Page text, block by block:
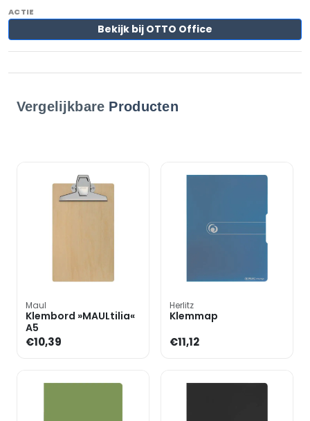
Bekijk bij OTTO Office
Vergelijkbare Producten
Maul
Klembord »MAULtilia«
A5
€10,39
Herlitz
Klemmap
€11,12